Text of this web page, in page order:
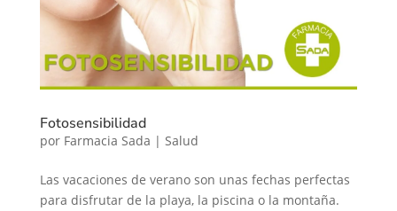
Fotosensibilidad
por Farmacia Sada | Salud
Las vacaciones de verano son unas fechas perfectas
para disfrutar de la playa, la piscina o la montaña.